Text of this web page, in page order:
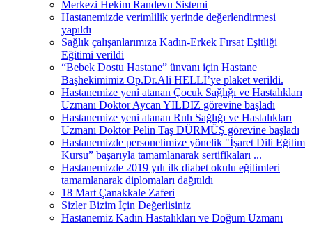
Merkezi Hekim Randevu Sistemi
Hastanemizde verimlilik yerinde değerlendirmesi
yapıldı
Sağlık çalışanlarımıza Kadın-Erkek Fırsat Eşitliği
Eğitimi verildi
“Bebek Dostu Hastane” ünvanı için Hastane
Başhekimimiz Op.Dr.Ali HELLİ’ye plaket verildi.
Hastanemize yeni atanan Çocuk Sağlığı ve Hastalıkları
Uzmanı Doktor Aycan YILDIZ görevine başladı
Hastanemize yeni atanan Ruh Sağlığı ve Hastalıkları
Uzmanı Doktor Pelin Taş DÜRMÜŞ görevine başladı
Hastanemizde personelimize yönelik "İşaret Dili Eğitim
Kursu” başarıyla tamamlanarak sertifikaları ...
Hastanemizde 2019 yılı ilk diabet okulu eğitimleri
tamamlanarak diplomaları dağıtıldı
18 Mart Çanakkale Zaferi
Sizler Bizim İçin Değerlisiniz
Hastanemiz Kadın Hastalıkları ve Doğum Uzmanı